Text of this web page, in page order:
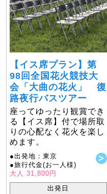
【イス席プラン】第
98回全国花火競技大
会「大曲の花火」 復
路夜行バスツアー
座ってゆったり観賞でき
る【イス席】付で場所取
りの心配なく花火を楽し
めます。
●出発地：東京
●旅行代金(お一人様)
大人 31,800円
出発日